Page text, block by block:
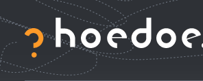
naar
inhoud.
Ga